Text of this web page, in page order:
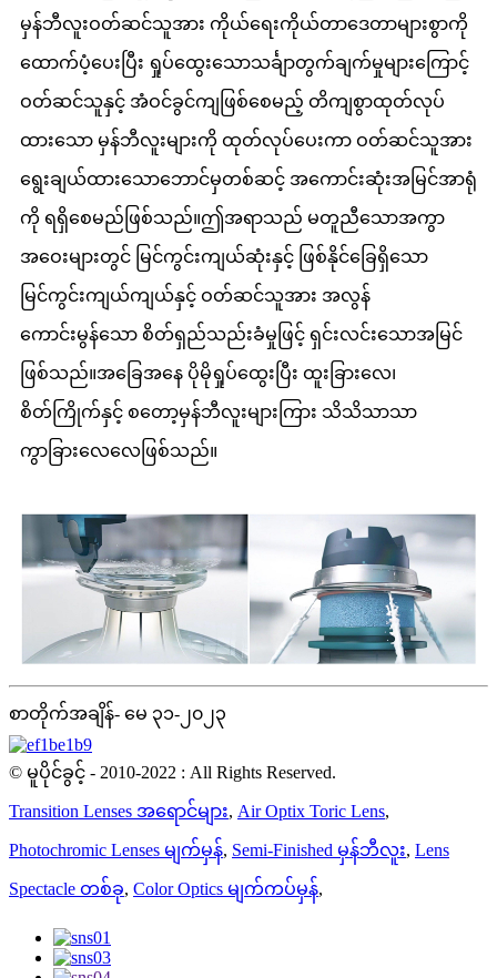
မှန်ဘီလူးဝတ်ဆင်သူအား ကိုယ်ရေးကိုယ်တာဒေတာများစွာကို
ထောက်ပံ့ပေးပြီး ရှုပ်ထွေးသောသင်္ချာတွက်ချက်မှုများကြောင့်
ဝတ်ဆင်သူနှင့် အံဝင်ခွင်ကျဖြစ်စေမည့် တိကျစွာထုတ်လုပ်
ထားသော မှန်ဘီလူးများကို ထုတ်လုပ်ပေးကာ ဝတ်ဆင်သူအား
ရွေးချယ်ထားသောဘောင်မှတစ်ဆင့် အကောင်းဆုံးအမြင်အာရုံ
ကို ရရှိစေမည်ဖြစ်သည်။ဤအရာသည် မတူညီသောအကွာ
အဝေးများတွင် မြင်ကွင်းကျယ်ဆုံးနှင့် ဖြစ်နိုင်ခြေရှိသော
မြင်ကွင်းကျယ်ကျယ်နှင့် ဝတ်ဆင်သူအား အလွန်
ကောင်းမွန်သော စိတ်ရှည်သည်းခံမှုဖြင့် ရှင်းလင်းသောအမြင်
ဖြစ်သည်။အခြေအနေ ပိုမိုရှုပ်ထွေးပြီး ထူးခြားလေ၊
စိတ်ကြိုက်နှင့် စတော့မှန်ဘီလူးများကြား သိသိသာသာ
ကွာခြားလေလေဖြစ်သည်။
စာတိုက်အချိန်- မေ ၃၁-၂၀၂၃
© မူပိုင်ခွင့် - 2010-2022 : All Rights Reserved.
Transition Lenses အရောင်များ, Air Optix Toric Lens,
Photochromic Lenses မျက်မှန်, Semi-Finished မှန်ဘီလူး, Lens
Spectacle တစ်ခု, Color Optics မျက်ကပ်မှန်,